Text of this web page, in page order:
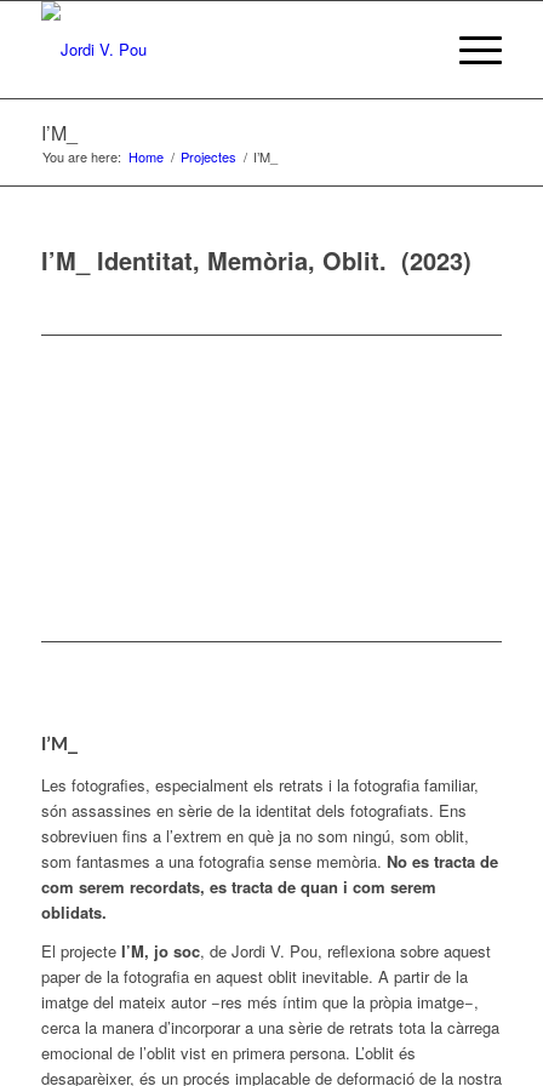
I’M_
You are here: Home / Projectes / I’M_
I’M_ Identitat, Memòria, Oblit. (2023)
I’M_
Les fotografies, especialment els retrats i la fotografia familiar,
són assassines en sèrie de la identitat dels fotografiats. Ens
sobreviuen fins a l’extrem en què ja no som ningú, som oblit,
som fantasmes a una fotografia sense memòria. No es tracta de
com serem recordats, es tracta de quan i com serem
oblidats.
El projecte I’M, jo soc, de Jordi V. Pou, reflexiona sobre aquest
paper de la fotografia en aquest oblit inevitable. A partir de la
imatge del mateix autor −res més íntim que la pròpia imatge−,
cerca la manera d’incorporar a una sèrie de retrats tota la càrrega
emocional de l’oblit vist en primera persona. L’oblit és
desaparèixer, és un procés implacable de deformació de la nostra